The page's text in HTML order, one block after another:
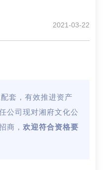
2021-03-22
套，有效推进资产
公司现对湘府文化公
商， 欢迎符合资格要